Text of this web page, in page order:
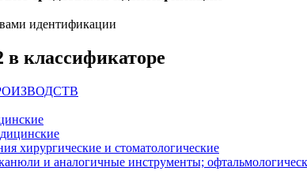
идентификации
в классификаторе
хирургические и стоматологические
и аналогичные инструменты;